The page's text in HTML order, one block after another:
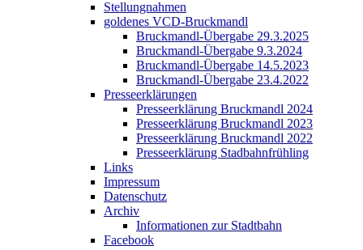
Stellungnahmen
goldenes VCD-Bruckmandl
Bruckmandl-Übergabe 29.3.2025
Bruckmandl-Übergabe 9.3.2024
Bruckmandl-Übergabe 14.5.2023
Bruckmandl-Übergabe 23.4.2022
Presseerklärungen
Presseerklärung Bruckmandl 2024
Presseerklärung Bruckmandl 2023
Presseerklärung Bruckmandl 2022
Presseerklärung Stadbahnfrühling
Links
Impressum
Datenschutz
Archiv
Informationen zur Stadtbahn
Facebook